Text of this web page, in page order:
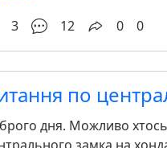
3 12 0 0
по
дня. Можливо